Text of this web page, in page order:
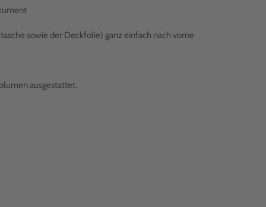
sowie der Deckfolie) ganz einfach nach vorne
ausgestattet.